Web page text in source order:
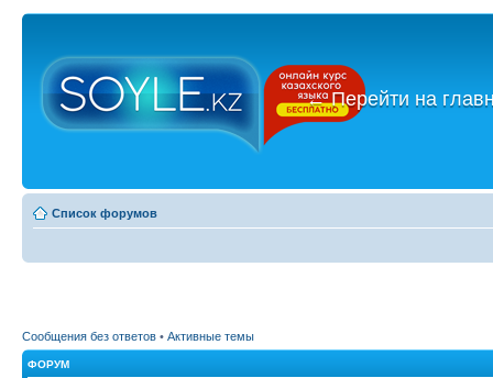
←Перейти на
Список форумов
Сообщения без ответов • Активные темы
ФОРУМ